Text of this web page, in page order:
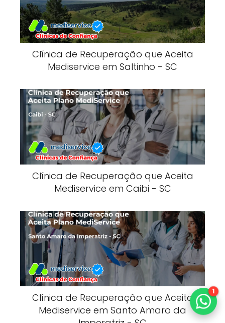
Clínica de Recuperação que Aceita
Mediservice em Saltinho - SC
Clínica de Recuperação que Aceita
Mediservice em Caibi - SC
Clínica de Recuperação que Aceita
Mediservice em Santo Amaro da
1